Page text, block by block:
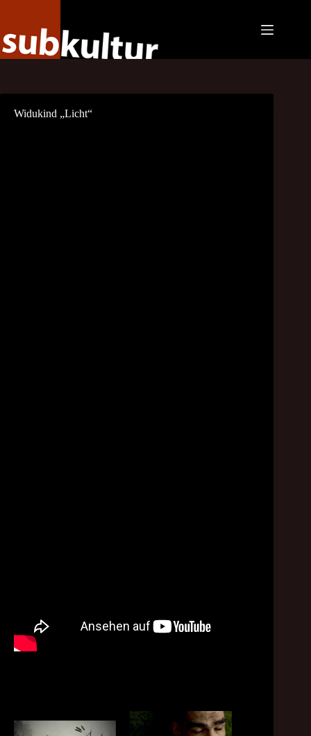
Widukind „Licht“